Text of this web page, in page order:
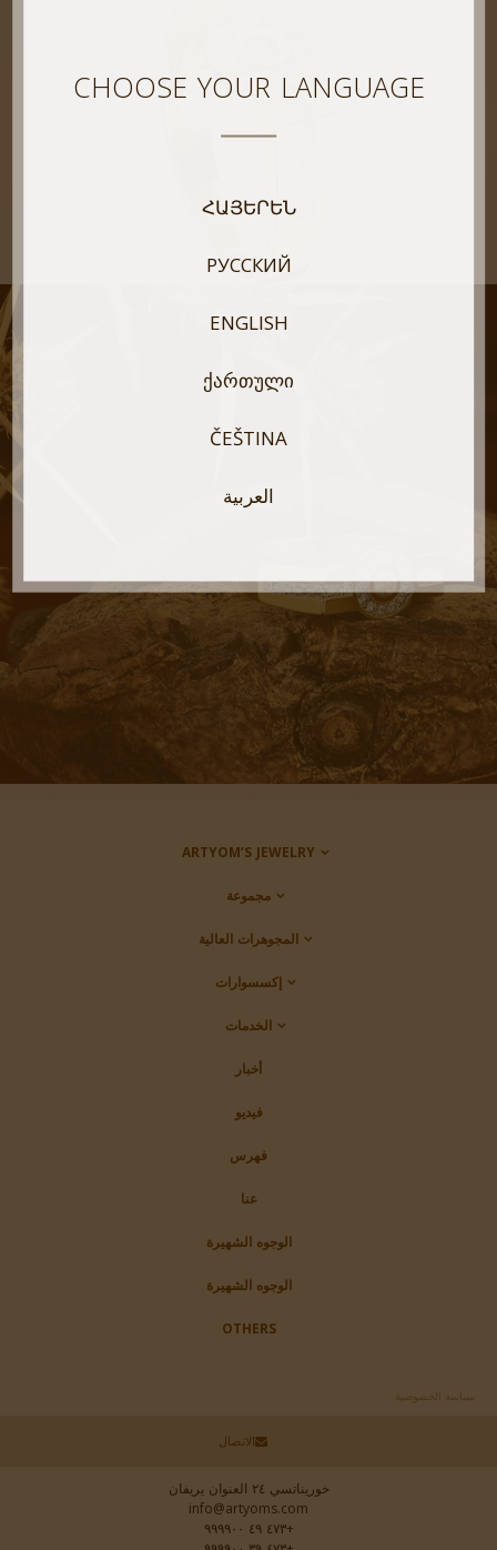
ARTYOM’S JEWELRY
مجموعة
المجوهرات العالية
إكسسوارات
الخدمات
أخبار
فيديو
فهرس
عنا
الوجوه الشهيرة
الوجوه الشهيرة
OTHERS
سياسة الخصوصية
الاتصال
خوريناتسي ٢٤ العنوان يريفان
info@artyoms.com
+٤٧٣ ٤٩ ٩٩٩٩٠٠
CHOOSE YOUR LANGUAGE
ՀԱՅԵՐԵՆ
РУССКИЙ
ENGLISH
ᲥᲐᲠᲗᲣᲚᲘ
ČEŠTINA
العربية